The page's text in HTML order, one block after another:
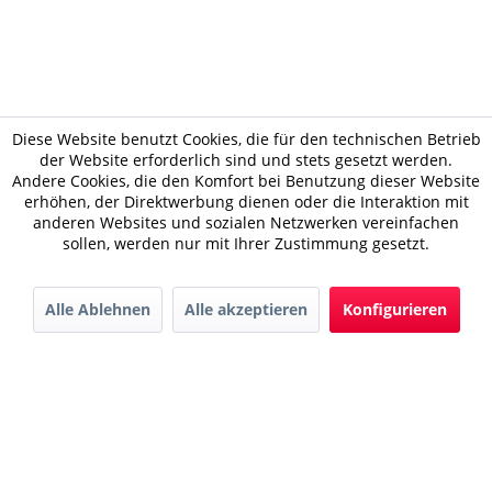
Diese Website benutzt Cookies, die für den technischen Betrieb
der Website erforderlich sind und stets gesetzt werden.
Andere Cookies, die den Komfort bei Benutzung dieser Website
erhöhen, der Direktwerbung dienen oder die Interaktion mit
anderen Websites und sozialen Netzwerken vereinfachen
sollen, werden nur mit Ihrer Zustimmung gesetzt.
Alle Ablehnen Alle akzeptieren Konfigurieren